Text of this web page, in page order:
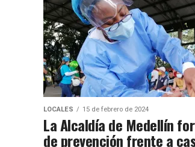
LOCALES 15 de febrero de 2024
La Alcaldía de Medellín
de prevención frente a